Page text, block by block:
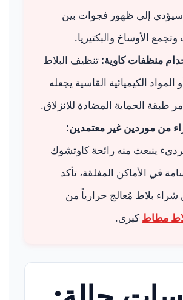
إلى ظهور فجوات بين
وتجمع الأوساخ والبكتيريا.
منظفات كاوية: تنظيف البلاط
المواد الكيميائية القاسية يجعله
طبقة الحماية المضادة للانزلاق.
من موردين غير معتمدين:
ينبعث منه رائحة كاوتشوك
في الأماكن المغلقة، تأكد
شراء بلاط مُعالج حرارياً من
مطاط كبرى.